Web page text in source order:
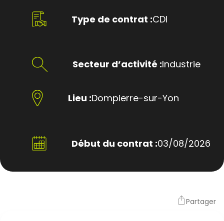
Type de contrat :CDI
Secteur d’activité :Industrie
Lieu :Dompierre-sur-Yon
Début du contrat :03/08/2026
Partager